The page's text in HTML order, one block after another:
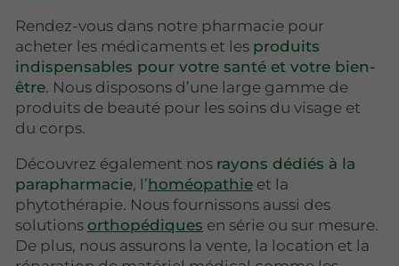
Rendez-vous dans notre pharmacie pour
acheter les médicaments et les produits
indispensables pour votre santé et votre bien-
être. Nous disposons d’une large gamme de
produits de beauté pour les soins du visage et
du corps.
Découvrez également nos rayons dédiés à la
parapharmacie, l’homéopathie et la
phytothérapie. Nous fournissons aussi des
solutions orthopédiques en série ou sur mesure.
De plus, nous assurons la vente, la location et la